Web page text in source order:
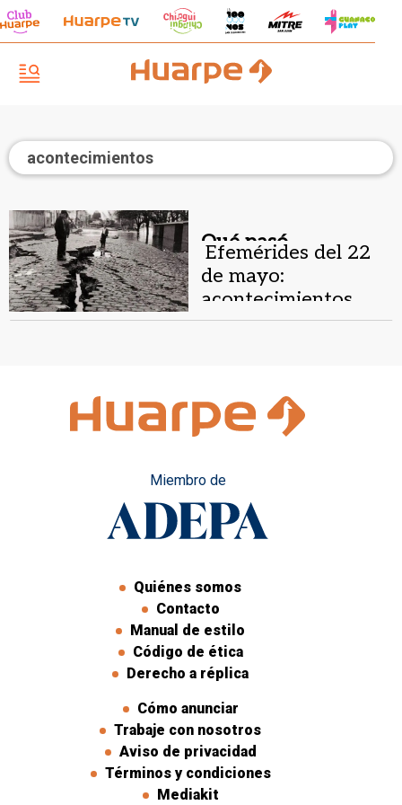
acontecimientos
Qué pasó.
Efemérides del 22
de mayo:
acontecimientos
históricos y
Miembro de
Quiénes somos
Contacto
Manual de estilo
Código de ética
Derecho a réplica
Cómo anunciar
Trabaje con nosotros
Aviso de privacidad
Términos y condiciones
Mediakit